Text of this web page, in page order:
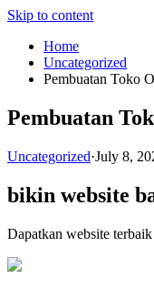
Skip to content
Home
Uncategorized
Pembuatan Toko
Pembuatan
Uncategorized·July 8,
bikin website
Dapatkan website